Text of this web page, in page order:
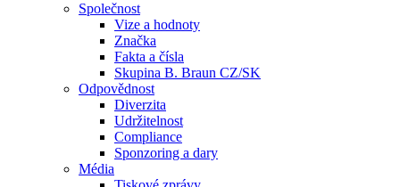
Společnost
Vize a hodnoty
Značka
Fakta a čísla
Skupina B. Braun CZ/SK
Odpovědnost
Diverzita
Udržitelnost
Compliance
Sponzoring a dary
Média